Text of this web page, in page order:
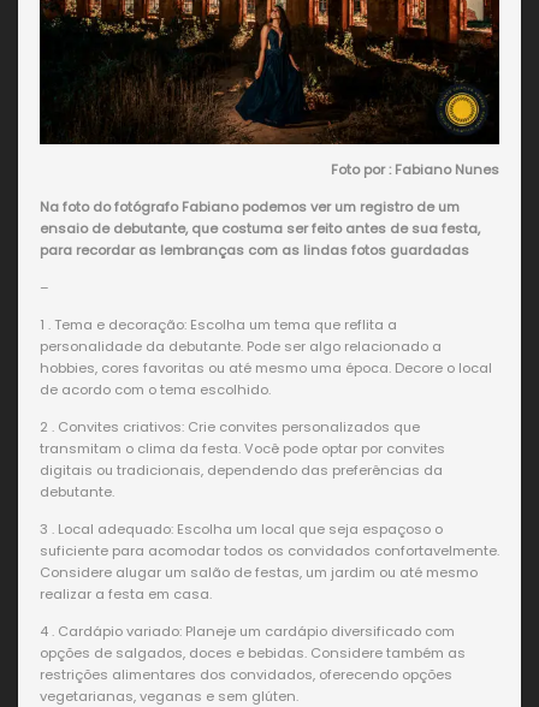
Foto por : Fabiano Nunes
Na foto do fotógrafo Fabiano podemos ver um registro de um
ensaio de debutante, que costuma ser feito antes de sua festa,
para recordar as lembranças com as lindas fotos guardadas
–
1 . Tema e decoração: Escolha um tema que reflita a
personalidade da debutante. Pode ser algo relacionado a
hobbies, cores favoritas ou até mesmo uma época. Decore o local
de acordo com o tema escolhido.
2 . Convites criativos: Crie convites personalizados que
transmitam o clima da festa. Você pode optar por convites
digitais ou tradicionais, dependendo das preferências da
debutante.
3 . Local adequado: Escolha um local que seja espaçoso o
suficiente para acomodar todos os convidados confortavelmente.
Considere alugar um salão de festas, um jardim ou até mesmo
realizar a festa em casa.
4 . Cardápio variado: Planeje um cardápio diversificado com
opções de salgados, doces e bebidas. Considere também as
restrições alimentares dos convidados, oferecendo opções
vegetarianas, veganas e sem glúten.